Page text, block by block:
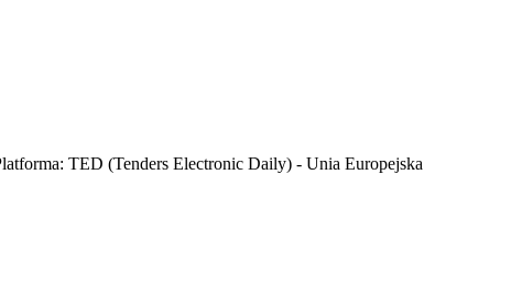
TED (Tenders Electronic Daily) - Unia Europejska